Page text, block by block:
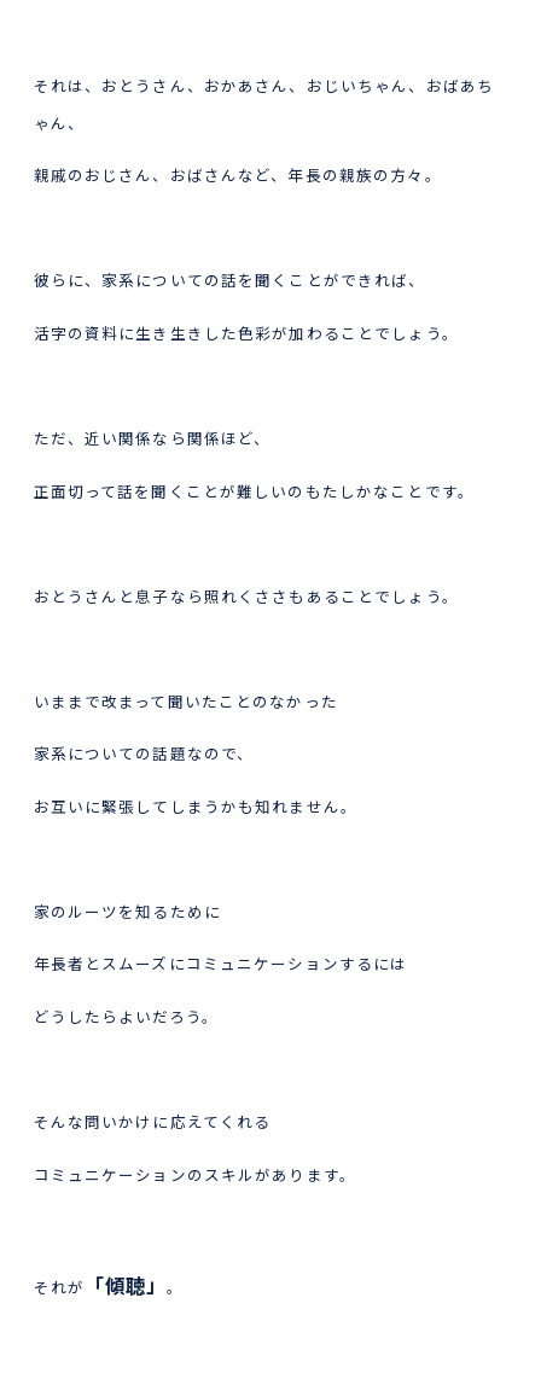
それは、おとうさん、おかあさん、おじいちゃん、おばあち
ゃん、
親戚のおじさん、おばさんなど、年長の親族の方々。
彼らに、家系についての話を聞くことができれば、
活字の資料に生き生きした色彩が加わることでしょう。
ただ、近い関係なら関係ほど、
正面切って話を聞くことが難しいのもたしかなことです。
おとうさんと息子なら照れくささもあることでしょう。
いままで改まって聞いたことのなかった
家系についての話題なので、
お互いに緊張してしまうかも知れません。
家のルーツを知るために
年長者とスムーズにコミュニケーションするには
どうしたらよいだろう。
そんな問いかけに応えてくれる
コミュニケーションのスキルがあります。
それが 「傾聴」。